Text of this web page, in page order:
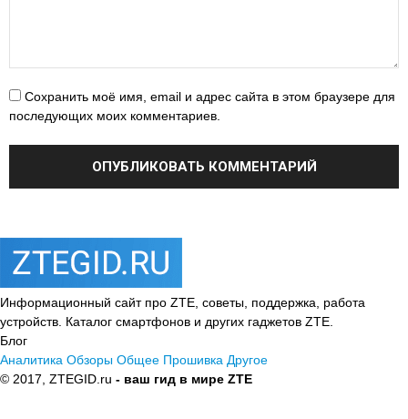
Сохранить моё имя, email и адрес сайта в этом браузере для
последующих моих комментариев.
Информационный сайт про ZTE, советы, поддержка, работа
устройств. Каталог смартфонов и других гаджетов ZTE.
Блог
Аналитика Обзоры Общее Прошивка Другое
© 2017, ZTEGID.ru - ваш гид в мире ZTE